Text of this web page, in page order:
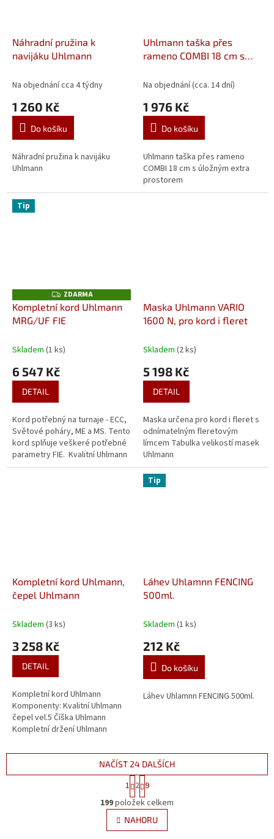
Náhradní pružina k
navijáku Uhlmann
Na objednání cca 4 týdny
1 260 Kč
Do košíku
Náhradní pružina k navijáku
Uhlmann
Uhlmann taška přes
rameno COMBI 18 cm s
Na objednání (cca. 14 dní)
1 976 Kč
Do košíku
Uhlmann taška přes rameno
COMBI 18 cm s úložným extra
prostorem
Tip
Z
D
A
R
ZDARMA
Kompletní kord Uhlmann
MRG/UF FIE
Skladem (1 ks)
6 547 Kč
DETAIL
Kord potřebný na turnaje - ECC,
Světové poháry, ME a MS. Tento
kord splňuje veškeré potřebné
parametry FIE. Kvalitní Uhlmann
MARAGING/UF čepel vel.5 Číška
Maska Uhlmann VARIO
1600 N, pro kord i fleret
Skladem (2 ks)
5 198 Kč
DETAIL
Maska určena pro kord i fleret s
odnímatelným fleretovým
límcem Tabulka velikostí masek
Uhlmann
Kompletní kord Uhlmann,
čepel Uhlmann
Skladem (3 ks)
3 258 Kč
DETAIL
Kompletní kord Uhlmann
Komponenty: Kvalitní Uhlmann
čepel vel.5 Číška Uhlmann
Kompletní držení Uhlmann
číšky Uhlmann Výlep Uhlmann
Tip
Láhev Uhlamnn FENCING
500ml.
Skladem (1 ks)
212 Kč
Do košíku
Láhev Uhlamnn FENCING 500ml.
O
v
l
á
NAČÍST 24 DALŠÍCH
S
t
r
á
n
k
1 2 9
199položek celkem
NAHORU